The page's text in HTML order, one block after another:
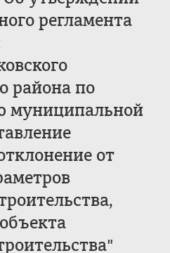
регламента
района по
муниципальной
от